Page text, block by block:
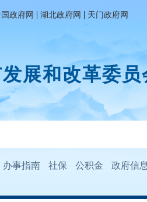
政府网 | 湖北政府网 | 天门政府网
展和改革委员
办事指南 社保 公积金 政府信